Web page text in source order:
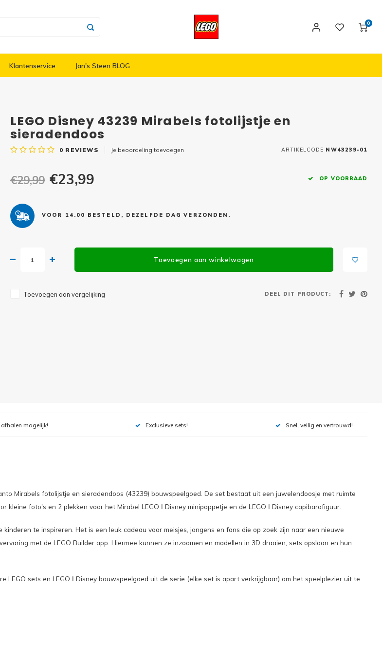
0
Klantenservice Jan's Steen BLOG
LEGO Disney 43239 Mirabels fotolijstje en
sieradendoos
0 REVIEWS Je beoordeling toevoegen ARTIKELCODE NW43239-01
€29,99 €23,99 OP VOORRAAD
VOOR 14.00 BESTELD, DEZELFDE DAG VERZONDEN.
Toevoegen aan winkelwagen
Toevoegen aan vergelijking DEEL DIT PRODUCT:
afhalen mogelijk! Exclusieve sets! Snel, veilig en vertrouwd!
Mirabels fotolijstje en sieradendoos (43239) bouwspeelgoed. De set bestaat uit een juwelendoosje met ruimte
foto's en 2 plekken voor het Mirabel LEGO ǀ Disney minipoppetje en de LEGO ǀ Disney capibarafiguur.
te inspireren. Het is een leuk cadeau voor meisjes, jongens en fans die op zoek zijn naar een nieuwe
met de LEGO Builder app. Hiermee kunnen ze inzoomen en modellen in 3D draaien, sets opslaan en hun
sets en LEGO ǀ Disney bouwspeelgoed uit de serie (elke set is apart verkrijgbaar) om het speelplezier uit te